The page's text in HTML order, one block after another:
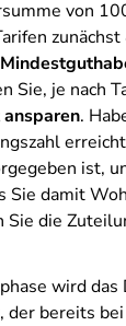
von
Sie, je nach
.
ist,
Sie damit
Sie die
wird das
der bereits